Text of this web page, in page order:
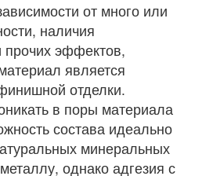
от много или
наличия
прочих эффектов,
является
отделки.
в поры материала
состава идеально
минеральных
однако адгезия с